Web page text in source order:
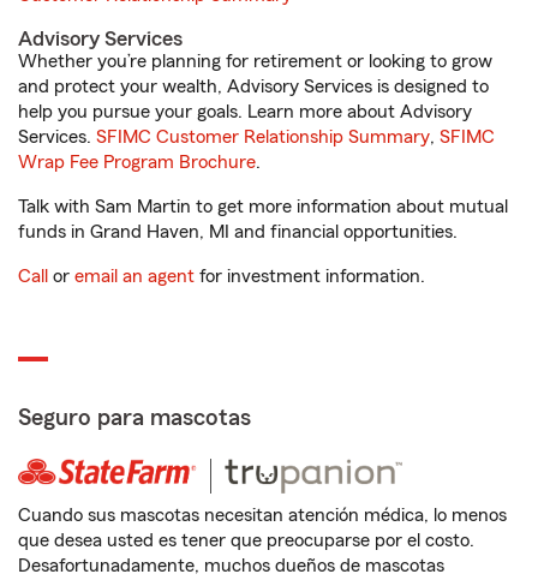
Advisory Services
Whether you’re planning for retirement or looking to grow
and protect your wealth, Advisory Services is designed to
help you pursue your goals. Learn more about Advisory
Services. SFIMC Customer Relationship Summary, SFIMC
Wrap Fee Program Brochure.
Talk with Sam Martin to get more information about mutual
funds in Grand Haven, MI and financial opportunities.
Call or email an agent for investment information.
Seguro para mascotas
Cuando sus mascotas necesitan atención médica, lo menos
que desea usted es tener que preocuparse por el costo.
Desafortunadamente, muchos dueños de mascotas